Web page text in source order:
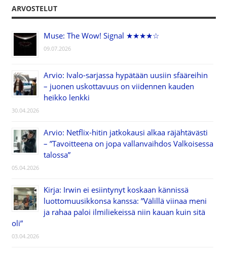
ARVOSTELUT
Muse: The Wow! Signal ★★★★☆
09.07.2026
Arvio: Ivalo-sarjassa hypätään uusiin sfääreihin
– juonen uskottavuus on viidennen kauden
heikko lenkki
30.04.2026
Arvio: Netflix-hitin jatkokausi alkaa räjähtävästi
– ”Tavoitteena on jopa vallanvaihdos Valkoisessa
talossa”
05.04.2026
Kirja: Irwin ei esiintynyt koskaan kännissä
luottomuusikkonsa kanssa: ”Välillä viinaa meni
ja rahaa paloi ilmiliekeissä niin kauan kuin sitä
oli”
03.04.2026